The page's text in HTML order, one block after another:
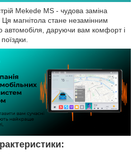
Mekede MS - чудова заміна
Ця магнітола стане незамінним
автомобіля, даруючи вам комфорт і